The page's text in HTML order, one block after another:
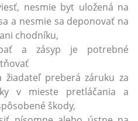
nesmie byt uložená na
a nesmie sa deponovať na
chodníku,
a zásyp je potrebné
preberá záruku za
v mieste pretláčania a
škody,